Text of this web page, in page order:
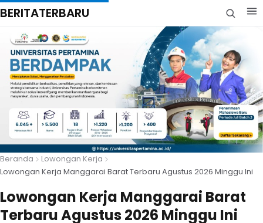
BERITATERBARU
Beranda
Lowongan Kerja
Lowongan Kerja Manggarai Barat Terbaru Agustus 2026 Minggu Ini
Lowongan Kerja Manggarai Barat
Terbaru Agustus 2026 Minggu Ini